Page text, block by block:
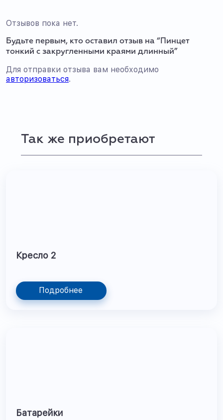
Отзывов пока нет.
Будьте первым, кто оставил отзыв на “Пинцет
тонкий с закругленными краями длинный”
Для отправки отзыва вам необходимо
авторизоваться.
Так же приобретают
Кресло 2
Подробнее
Батарейки